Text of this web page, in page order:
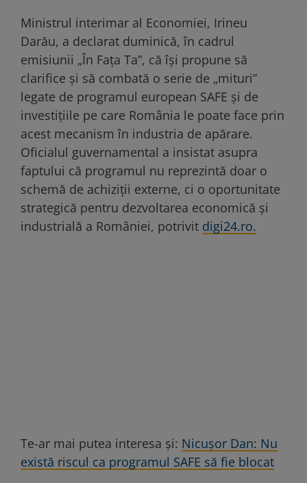
Ministrul interimar al Economiei, Irineu
Darău, a declarat duminică, în cadrul
emisiunii „În Fața Ta”, că își propune să
clarifice și să combată o serie de „mituri”
legate de programul european SAFE și de
investițiile pe care România le poate face prin
acest mecanism în industria de apărare.
Oficialul guvernamental a insistat asupra
faptului că programul nu reprezintă doar o
schemă de achiziții externe, ci o oportunitate
strategică pentru dezvoltarea economică și
industrială a României, potrivit digi24.ro.
Te-ar mai putea interesa și: Nicușor Dan: Nu
există riscul ca programul SAFE să fie blocat